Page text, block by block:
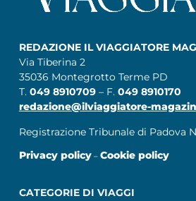
REDAZIONE IL VIAGGIATORE
Via Tiberina 2
35036 Montegrotto Terme PD
T. 049 8910709 – F. 049 8910170
redazione@ilviaggiatore-
Registrazione Tribunale di Padova
Privacy policy– Cookie policy
CATEGORIE DI VIAGGI